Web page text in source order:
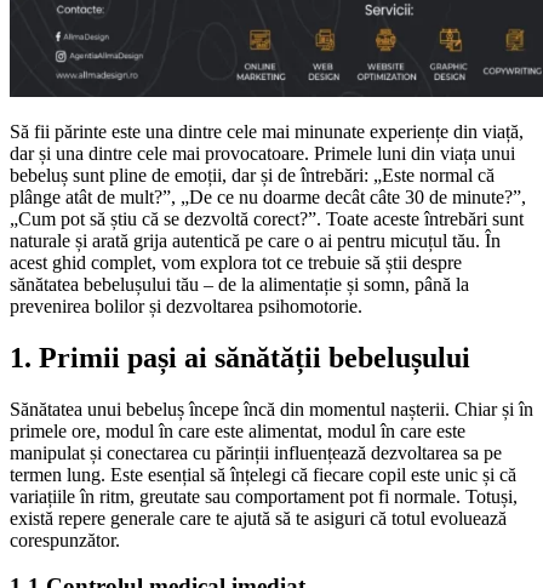
Să fii părinte este una dintre cele mai minunate experiențe din viață,
dar și una dintre cele mai provocatoare. Primele luni din viața unui
bebeluș sunt pline de emoții, dar și de întrebări: „Este normal că
plânge atât de mult?”, „De ce nu doarme decât câte 30 de minute?”,
„Cum pot să știu că se dezvoltă corect?”. Toate aceste întrebări sunt
naturale și arată grija autentică pe care o ai pentru micuțul tău. În
acest ghid complet, vom explora tot ce trebuie să știi despre
sănătatea bebelușului tău – de la alimentație și somn, până la
prevenirea bolilor și dezvoltarea psihomotorie.
1. Primii pași ai sănătății bebelușului
Sănătatea unui bebeluș începe încă din momentul nașterii. Chiar și în
primele ore, modul în care este alimentat, modul în care este
manipulat și conectarea cu părinții influențează dezvoltarea sa pe
termen lung. Este esențial să înțelegi că fiecare copil este unic și că
variațiile în ritm, greutate sau comportament pot fi normale. Totuși,
există repere generale care te ajută să te asiguri că totul evoluează
corespunzător.